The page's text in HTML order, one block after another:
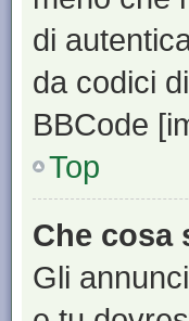
di
da codici
BBCode
Top
Che cosa
Gli